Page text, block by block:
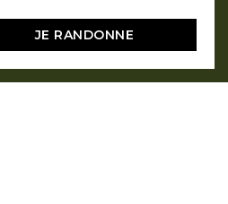
web en partenariat avec Pragmacom -
JE RANDONNE